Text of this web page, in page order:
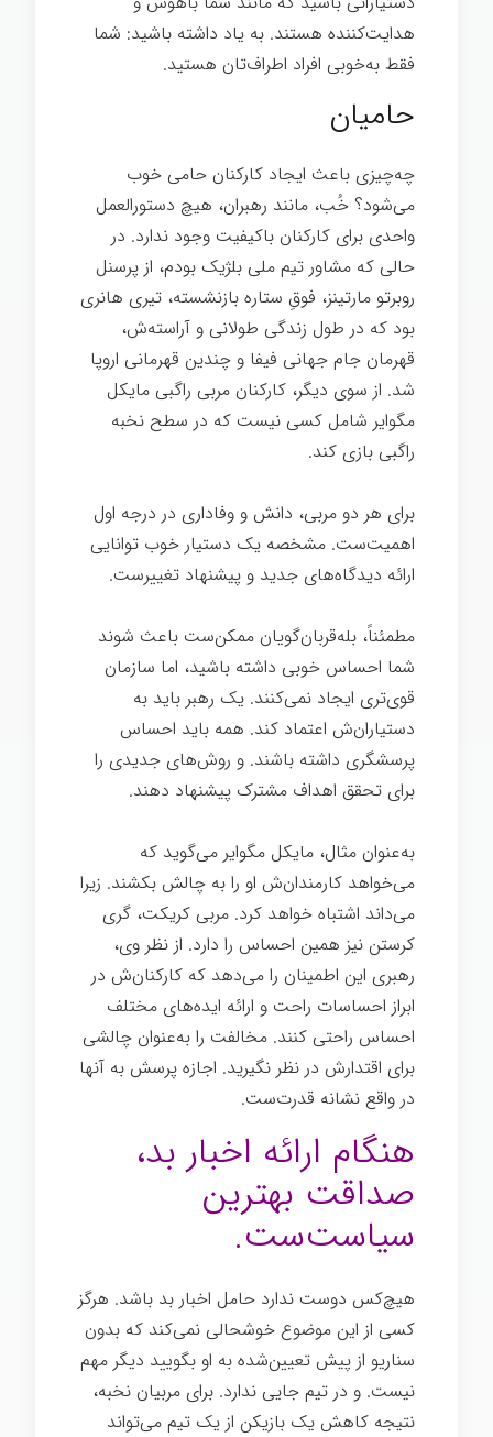
هدایت‌کننده هستند. به یاد داشته باشید: شما
فقط به‌خوبی افراد اطراف‌تان هستید.
حامیان
چه‌چیزی باعث ایجاد کارکنان حامی خوب
می‌شود؟ خُب، مانند رهبران، هیچ دستورالعمل
واحدی برای کارکنان باکیفیت وجود ندارد. در
حالی که مشاور تیم ملی بلژیک بودم، از پرسنل
روبرتو مارتینز، فوقِ‌ ستاره بازنشسته، تیری هانری
بود که در طول زندگی طولانی و آراسته‌ش،
قهرمان جام جهانی فیفا و چندین قهرمانی اروپا
شد. از سوی دیگر، کارکنان مربی راگبی مایکل
مگوایر شامل کسی نیست که در سطح نخبه
راگبی بازی کند.
برای هر دو مربی، دانش و وفاداری در درجه اول
اهمیت‌ست. مشخصه یک دستیار خوب توانایی
ارائه دیدگاه‌های جدید و پیشنهاد تغییرست.
مطمئناً، بله‌قربان‌گویان ممکن‌ست باعث شوند
شما احساس خوبی داشته باشید، اما سازمان
قوی‌تری ایجاد نمی‌کنند. یک رهبر باید به
دستیاران‌ش اعتماد کند. همه باید احساس
پرسشگری داشته باشند. و روش‌های جدیدی را
برای تحقق اهداف مشترک پیشنهاد دهند.
به‌عنوان مثال، مایکل مگوایر می‌گوید که
می‌خواهد کارمندان‌ش او را به چالش بکشند. زیرا
می‌داند اشتباه خواهد کرد. مربی کریکت، گری
کرستن نیز همین احساس را دارد. از نظر وی،
رهبری این اطمینان را می‌دهد که کارکنان‌ش در
ابراز احساسات راحت و ارائه ایده‌های مختلف
احساس راحتی کنند. مخالفت را به‌عنوان چالشی
برای اقتدارش در نظر نگیرید. اجازه پرسش به آنها
در واقع نشانه قدرت‌ست.
هنگام ارائه اخبار بد،
صداقت بهترین
سیاست‌ست.
هیچ‌کس دوست ندارد حامل اخبار بد باشد. هرگز
کسی از این موضوع خوشحالی نمی‌کند که بدون
سناریو از پیش تعیین‌شده به او بگویید دیگر مهم
نیست. و در تیم جایی ندارد. برای مربیان نخبه،
نتیجه کاهش یک بازیکن از یک تیم می‌تواند